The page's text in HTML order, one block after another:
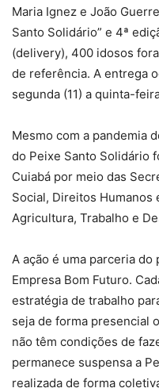
Maria Ignez e João
Santo Solidário” e 4ª
(delivery), 400 idosos
de referência. A entrega
segunda (11) a quinta-
Mesmo com a pandemia
do Peixe Santo Solidário
Cuiabá por meio das
Social, Direitos Humanos
Agricultura, Trabalho e
A ação é uma parceria
Empresa Bom Futuro.
estratégia de trabalho
seja de forma presencial
não têm condições de
permanece suspensa a
realizada de forma